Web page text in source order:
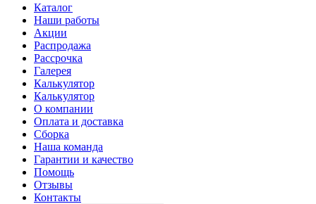
Каталог
Наши работы
Акции
Распродажа
Рассрочка
Галерея
Калькулятор
Калькулятор
О компании
Оплата и доставка
Сборка
Наша команда
Гарантии и качество
Помощь
Отзывы
Контакты